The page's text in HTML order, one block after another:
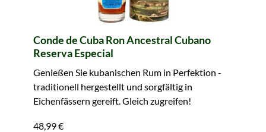
Conde de Cuba Ron Ancestral Cubano
Reserva Especial
Genießen Sie kubanischen Rum in Perfektion -
traditionell hergestellt und sorgfältig in
Eichenfässern gereift. Gleich zugreifen!
48,99 €